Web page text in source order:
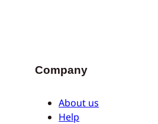
Company
About us
Help